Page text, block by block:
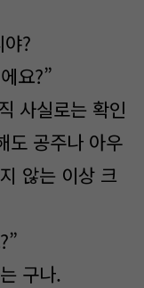
?
요?”
사실로는 확인
도 공주나 아우
않는 이상 크
구나.